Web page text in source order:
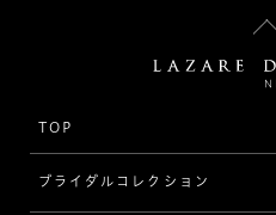
TOP
ブライダルコレクション